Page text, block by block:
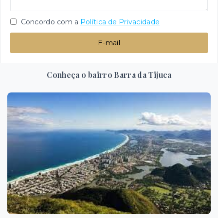
Concordo com a Política de Privacidade
E-mail
Conheça o bairro Barra da Tijuca